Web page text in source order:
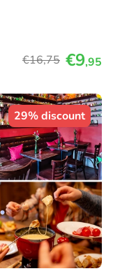
€16,75 €9,95
29% discount